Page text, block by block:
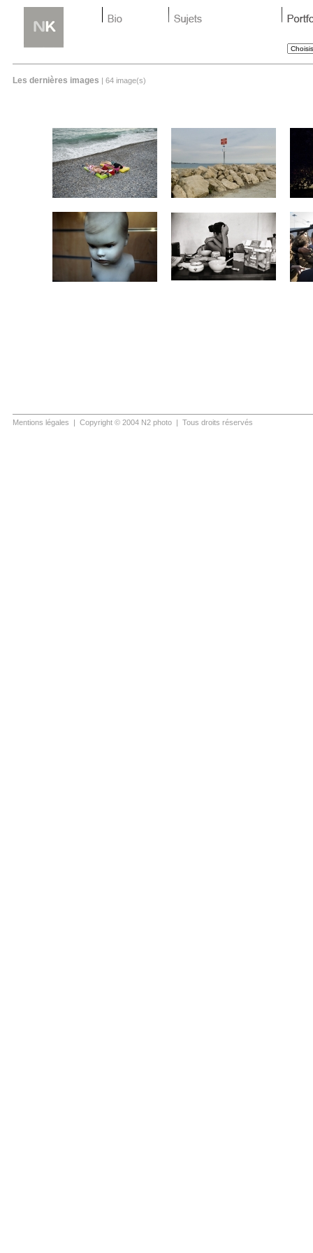
Les dernières images | 64 image(s)
Mentions légales | Copyright © 2004 N2 photo | Tous droits réservés